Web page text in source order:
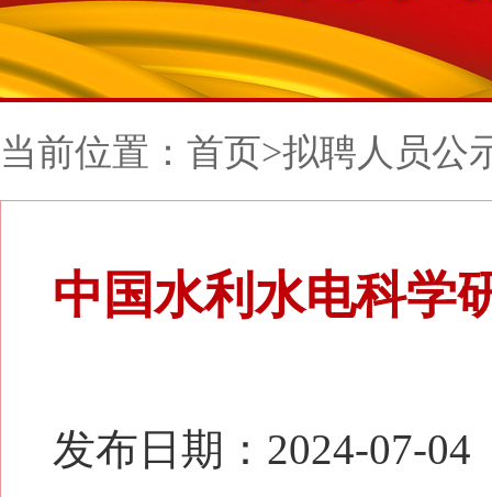
当前位置： 首页>拟聘人员公
中国水利水电科学
发布日期：2024-07-04